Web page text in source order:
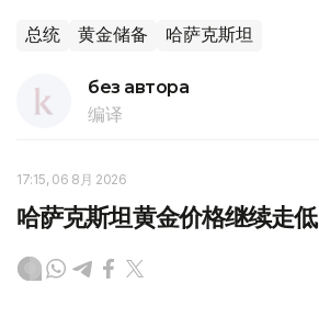
总统 黄金储备 哈萨克斯坦
без автора
编译
17:15, 06 8月 2026
哈萨克斯坦黄金价格继续走低